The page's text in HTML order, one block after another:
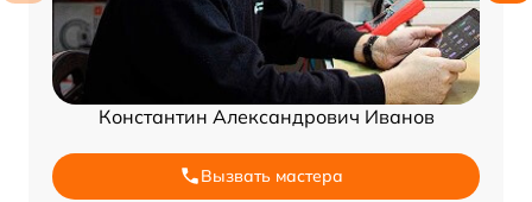
Константин Александрович Иванов
Вызвать мастера